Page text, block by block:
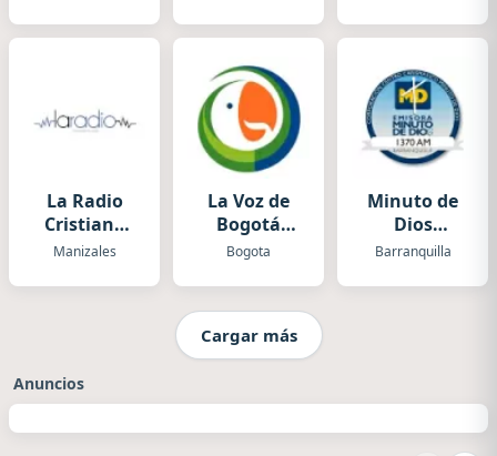
La Radio
Cristiana
Manizales
Manizales
La Voz de
Bogotá
Todelar
Bogota
Minuto de
Dios
Barranquilla
Barranquilla
Cargar más
Anuncios